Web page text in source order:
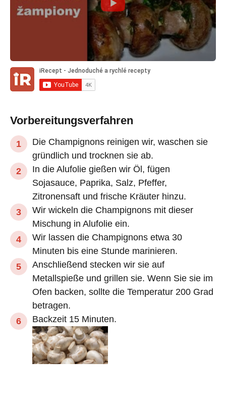
Vorbereitungsverfahren
Die Champignons reinigen wir, waschen sie
gründlich und trocknen sie ab.
In die Alufolie gießen wir Öl, fügen
Sojasauce, Paprika, Salz, Pfeffer,
Zitronensaft und frische Kräuter hinzu.
Wir wickeln die Champignons mit dieser
Mischung in Alufolie ein.
Wir lassen die Champignons etwa 30
Minuten bis eine Stunde marinieren.
Anschließend stecken wir sie auf
Metallspieße und grillen sie. Wenn Sie sie im
Ofen backen, sollte die Temperatur 200 Grad
betragen.
Backzeit 15 Minuten.